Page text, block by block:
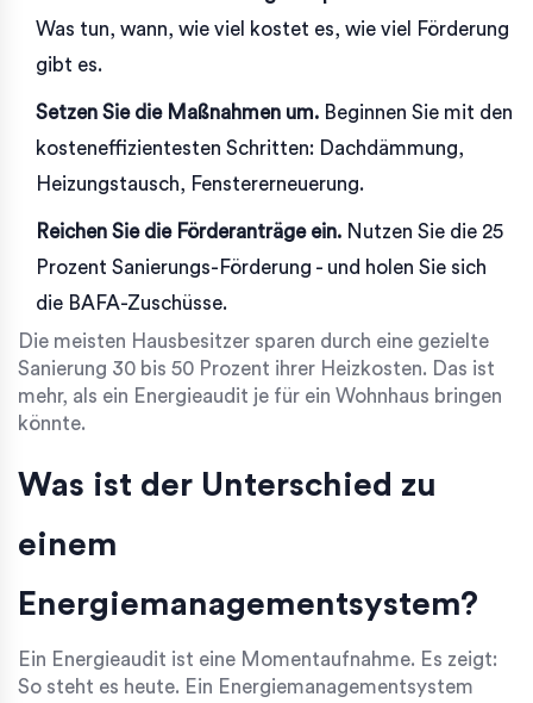
Was tun, wann, wie viel kostet es, wie viel Förderung
gibt es.
Setzen Sie die Maßnahmen um. Beginnen Sie mit den
kosteneffizientesten Schritten: Dachdämmung,
Heizungstausch, Fenstererneuerung.
Reichen Sie die Förderanträge ein. Nutzen Sie die 25
Prozent Sanierungs-Förderung - und holen Sie sich
die BAFA-Zuschüsse.
Die meisten Hausbesitzer sparen durch eine gezielte
Sanierung 30 bis 50 Prozent ihrer Heizkosten. Das ist
mehr, als ein Energieaudit je für ein Wohnhaus bringen
könnte.
Was ist der Unterschied zu
einem
Energiemanagementsystem?
Ein Energieaudit ist eine Momentaufnahme. Es zeigt:
So steht es heute. Ein Energiemanagementsystem